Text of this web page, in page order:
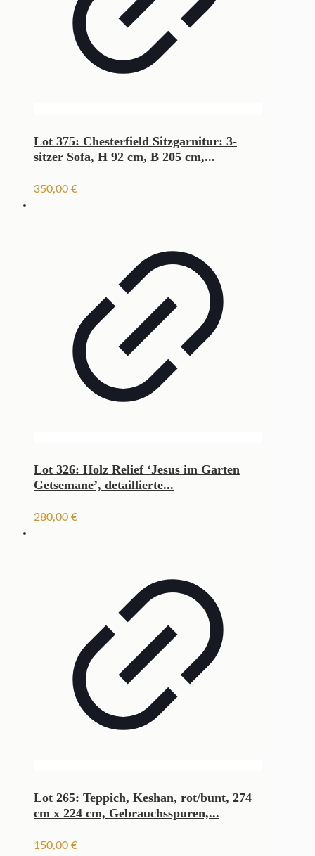
Lot 375: Chesterfield Sitzgarnitur: 3-
sitzer Sofa, H 92 cm, B 205 cm,...
350,00 €
Lot 326: Holz Relief ‘Jesus im Garten
Getsemane’, detaillierte...
280,00 €
Lot 265: Teppich, Keshan, rot/bunt, 274
cm x 224 cm, Gebrauchsspuren,...
150,00 €